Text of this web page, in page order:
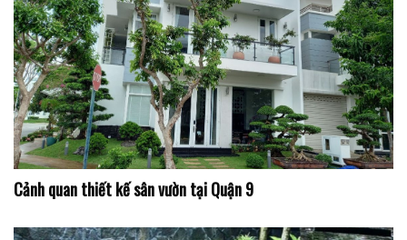
Cảnh quan thiết kế sân vườn tại Quận 9